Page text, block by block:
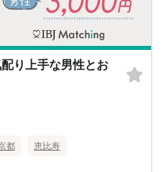
り上手な男性とお
都 恵比寿